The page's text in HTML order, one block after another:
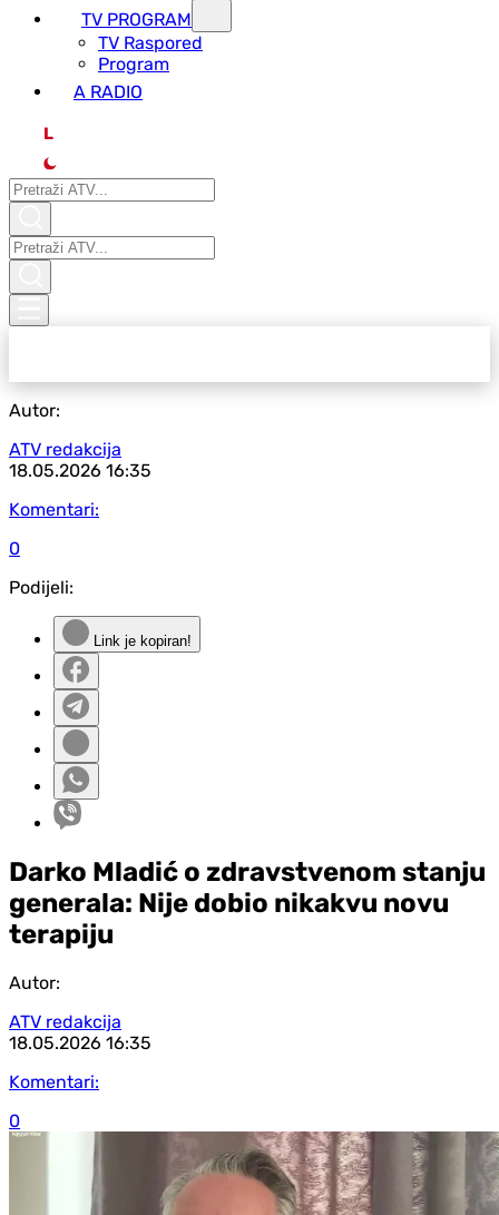
TV PROGRAM
ТV Raspored
Program
A RADIO
L
Autor:
ATV redakcija
18.05.2026 16:35
Komentari:
0
Podijeli:
Link je kopiran!
Darko Mladić o zdravstvenom stanju
generala: Nije dobio nikakvu novu
terapiju
Autor:
ATV redakcija
18.05.2026 16:35
Komentari:
0